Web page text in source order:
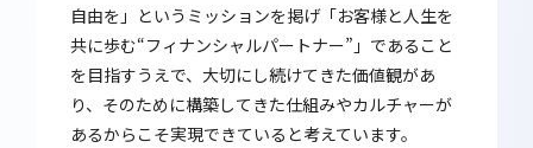
自由を」というミッションを掲げ「お客様と人生を
共に歩む“フィナンシャルパートナー”」であること
を目指すうえで、大切にし続けてきた価値観があ
り、そのために構築してきた仕組みやカルチャーが
あるからこそ実現できていると考えています。